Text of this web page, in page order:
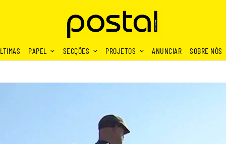
PAPEL SECÇÕES PROJETOS ANUNCIAR SOBRE NÓS